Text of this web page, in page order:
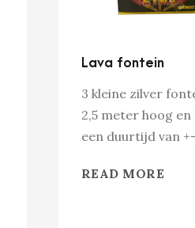
Lava fontein
3 kleine zilver
2,5 meter hoog en
een duurtijd van
READ MORE